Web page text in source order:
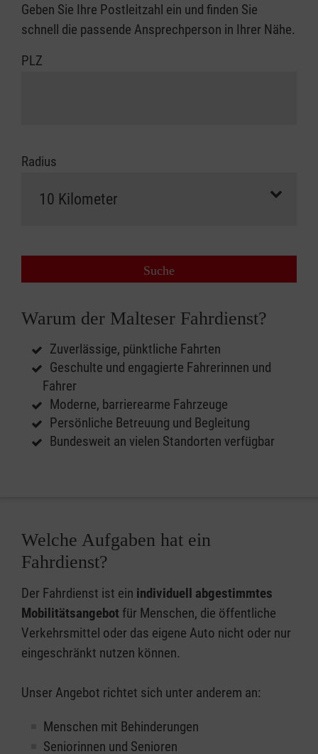
Geben Sie Ihre Postleitzahl ein und finden Sie
schnell die passende Ansprechperson in Ihrer Nähe.
PLZ
Radius
Suche
Warum der Malteser Fahrdienst?
Zuverlässige, pünktliche Fahrten
Geschulte und engagierte Fahrerinnen und
Fahrer
Moderne, barrierearme Fahrzeuge
Persönliche Betreuung und Begleitung
Bundesweit an vielen Standorten verfügbar
Welche Aufgaben hat ein
Fahrdienst?
Der Fahrdienst ist ein individuell abgestimmtes
Mobilitätsangebot für Menschen, die öffentliche
Verkehrsmittel oder das eigene Auto nicht oder nur
eingeschränkt nutzen können.
Unser Angebot richtet sich unter anderem an:
Menschen mit Behinderungen
Seniorinnen und Senioren